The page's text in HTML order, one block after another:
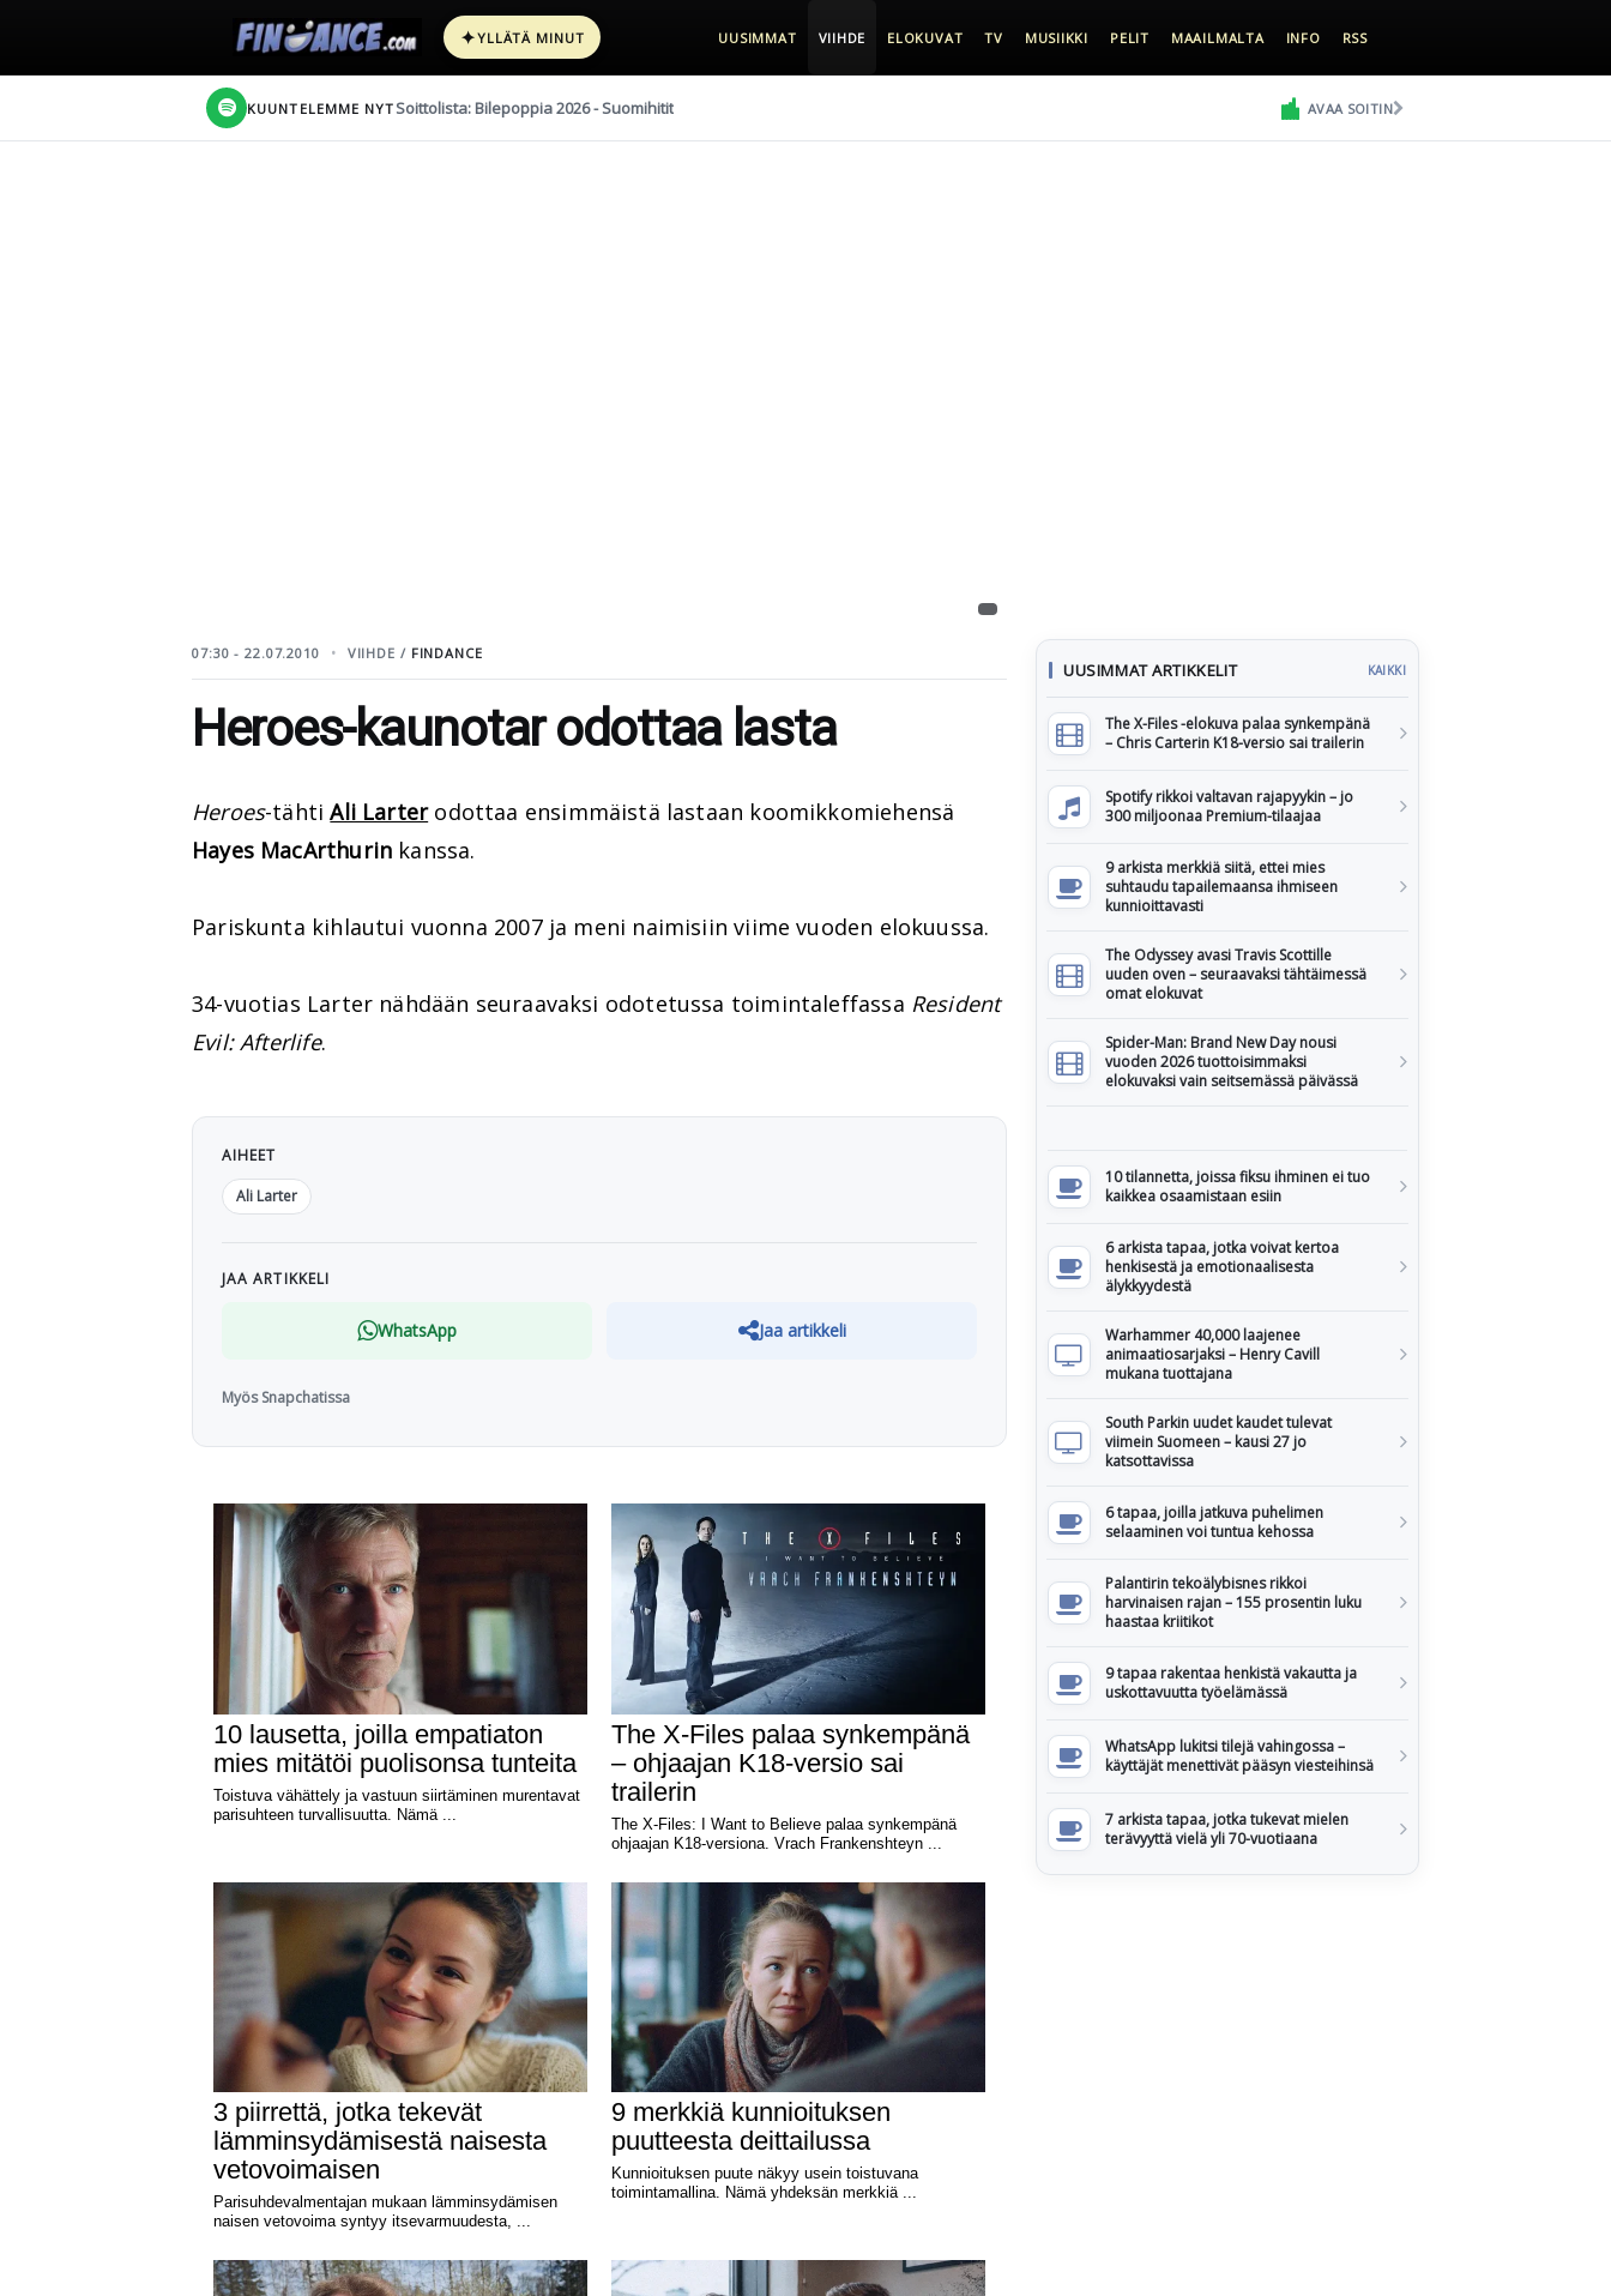
✦YLLÄTÄ MINUT UUSIMMAT VIIHDE ELOKUVAT TV MUSIIKKI PELIT MAAILMALTA INFO RSS
KUUNTELEMME NYT Soittolista: Bilepoppia 2026 - Suomihitit AVAA SOITIN
07:30 - 22.07.2010 VIIHDE / FINDANCE
Heroes-kaunotar odottaa lasta
Heroes-tähtiAli Larterodottaa ensimmäistä lastaan koomikkomiehensä
Hayes MacArthurin kanssa.
Pariskunta kihlautui vuonna 2007 ja meni naimisiin viime vuoden elokuussa.
34-vuotias Larter nähdään seuraavaksi odotetussa toimintaleffassa Resident
Evil: Afterlife.
AIHEET
Ali Larter
JAA ARTIKKELI
WhatsApp Jaa artikkeli
Myös Snapchatissa
UUSIMMAT ARTIKKELIT KAIKKI
The X-Files -elokuva palaa synkempänä
– Chris Carterin K18-versio sai trailerin
Spotify rikkoi valtavan rajapyykin – jo
300 miljoonaa Premium-tilaajaa
9 arkista merkkiä siitä, ettei mies
suhtaudu tapailemaansa ihmiseen
kunnioittavasti
The Odyssey avasi Travis Scottille
uuden oven – seuraavaksi tähtäimessä
omat elokuvat
Spider-Man: Brand New Day nousi
vuoden 2026 tuottoisimmaksi
elokuvaksi vain seitsemässä päivässä
10 tilannetta, joissa fiksu ihminen ei tuo
kaikkea osaamistaan esiin
6 arkista tapaa, jotka voivat kertoa
henkisestä ja emotionaalisesta
älykkyydestä
Warhammer 40,000 laajenee
animaatiosarjaksi – Henry Cavill
mukana tuottajana
South Parkin uudet kaudet tulevat
viimein Suomeen – kausi 27 jo
katsottavissa
6 tapaa, joilla jatkuva puhelimen
selaaminen voi tuntua kehossa
Palantirin tekoälybisnes rikkoi
harvinaisen rajan – 155 prosentin luku
haastaa kriitikot
9 tapaa rakentaa henkistä vakautta ja
uskottavuutta työelämässä
WhatsApp lukitsi tilejä vahingossa –
käyttäjät menettivät pääsyn viesteihinsä
7 arkista tapaa, jotka tukevat mielen
terävyyttä vielä yli 70-vuotiaana